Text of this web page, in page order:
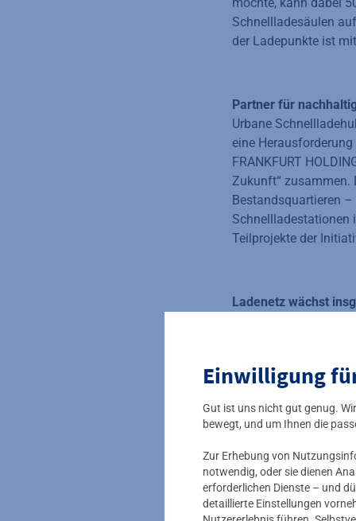
Einwilligung
Gut ist uns nicht gut genug.
bewegt, und um Ihnen die
Zur Erhebung von
notwendig, oder sie dienen
erforderlichen Dienste – und
detaillierte Einstellungen
Schnellladesäulen
der Ladepunkte ist
Partner für
Urbane
eine
FRANKFURT
Zukunft“ zusammen.
Bestandsquartieren
Schnellladestationen
Teilprojekte der
Ladenetz wächst
vom eigenen Dach.
der Mainmetropole
tausend steigen. Um
Ladestationen.